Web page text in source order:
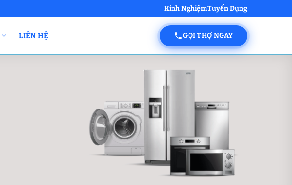
Kinh NghiệmTuyển Dụng
LIÊN HỆ GỌI THỢ NGAY